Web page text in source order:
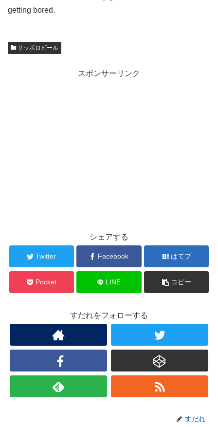
getting bored.
サッポロビール
スポンサーリンク
シェアする
Twitter Facebook はてブ
Pocket LINE コピー
すだれをフォローする
すだれ